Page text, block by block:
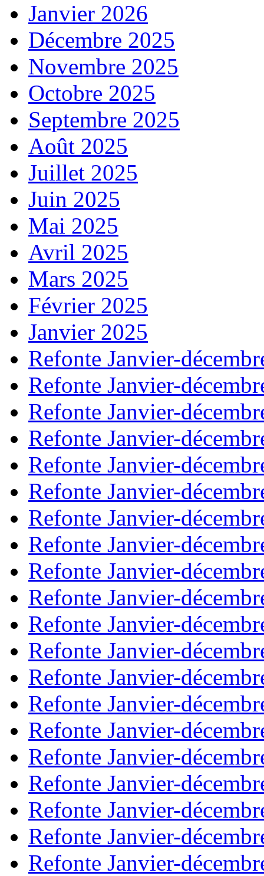
Janvier 2026
Décembre 2025
Novembre 2025
Octobre 2025
Septembre 2025
Août 2025
Juillet 2025
Juin 2025
Mai 2025
Avril 2025
Mars 2025
Février 2025
Janvier 2025
Refonte Janvier-
Refonte Janvier-
Refonte Janvier-
Refonte Janvier-
Refonte Janvier-
Refonte Janvier-
Refonte Janvier-
Refonte Janvier-
Refonte Janvier-
Refonte Janvier-
Refonte Janvier-
Refonte Janvier-
Refonte Janvier-
Refonte Janvier-
Refonte Janvier-
Refonte Janvier-
Refonte Janvier-
Refonte Janvier-
Refonte Janvier-
Refonte Janvier-